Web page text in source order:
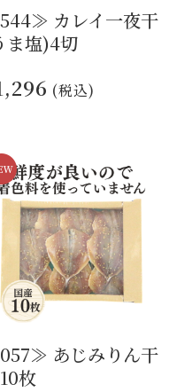
カレイ一夜干
ま塩)4切
(税込)
あじみりん干
枚